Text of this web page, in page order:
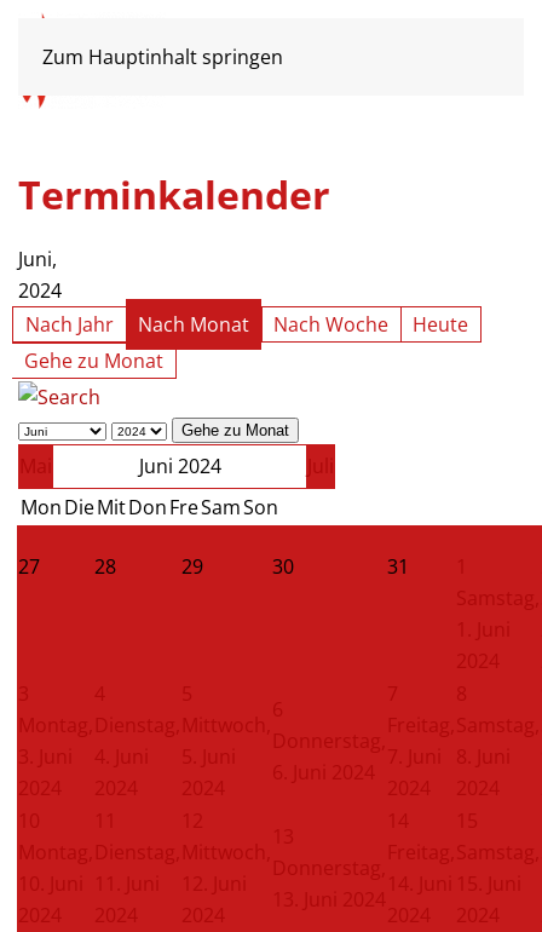
Zum Hauptinhalt springen
Terminkalender
Juni,
2024
Nach Jahr
Nach Monat Nach Woche
Heute
Gehe zu Monat
Gehe zu Monat
Mai Juni 2024
Juli
MonDieMitDonFreSamSon
27 28 29 30 31
Samstag,
1. Juni
2024
3
Montag,
3. Juni
2024
4
Dienstag,
4. Juni
2024
5
Mittwoch,
5. Juni
2024
6
Donnerstag,
6. Juni 2024
7
Freitag,
7. Juni
2024
8
Samstag,
8. Juni
2024
10
Montag,
10. Juni
2024
Dienstag,
11. Juni
2024
12
Mittwoch,
12. Juni
2024
13
Donnerstag,
13. Juni 2024
14
Freitag,
14. Juni
2024
15
Samstag,
15. Juni
2024